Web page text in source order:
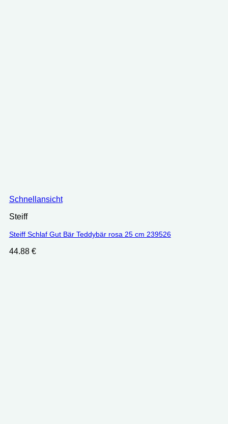
Schnellansicht
Steiff
Steiff Schlaf Gut Bär Teddybär rosa 25 cm 239526
44.88 €